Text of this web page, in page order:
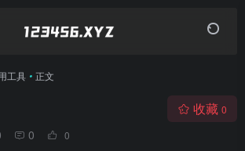
工具 • 正文
0 0
收藏 0